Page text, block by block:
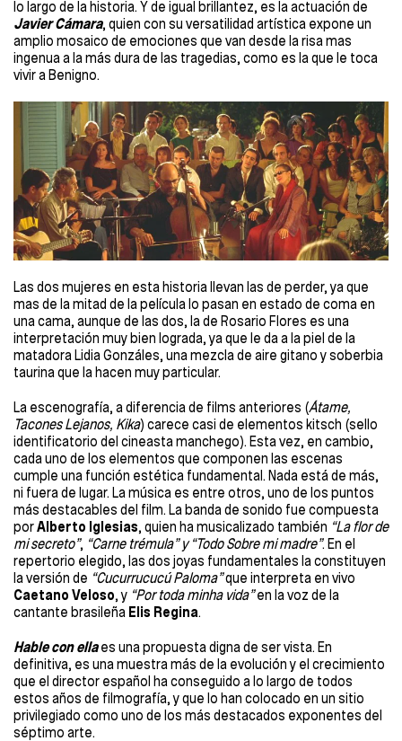
lo largo de la historia. Y de igual brillantez, es la actuación de
Javier Cámara, quien con su versatilidad artística expone un
amplio mosaico de emociones que van desde la risa mas
ingenua a la más dura de las tragedias, como es la que le toca
vivir a Benigno.
Las dos mujeres en esta historia llevan las de perder, ya que
mas de la mitad de la película lo pasan en estado de coma en
una cama, aunque de las dos, la de Rosario Flores es una
interpretación muy bien lograda, ya que le da a la piel de la
matadora Lidia Gonzáles, una mezcla de aire gitano y soberbia
taurina que la hacen muy particular.
La escenografía, a diferencia de films anteriores (Átame,
Tacones Lejanos, Kika) carece casi de elementos kitsch (sello
identificatorio del cineasta manchego). Esta vez, en cambio,
cada uno de los elementos que componen las escenas
cumple una función estética fundamental. Nada está de más,
ni fuera de lugar. La música es entre otros, uno de los puntos
más destacables del film. La banda de sonido fue compuesta
porAlberto Iglesias, quien ha musicalizado también “La flor de
mi secreto”, “Carne trémula” y “Todo Sobre mi madre”. En el
repertorio elegido, las dos joyas fundamentales la constituyen
la versión de “Cucurrucucú Paloma”que interpreta en vivo
Caetano Veloso, y “Por toda minha vida”en la voz de la
cantante brasileña Elis Regina.
Hable con ellaes una propuesta digna de ser vista. En
definitiva, es una muestra más de la evolución y el crecimiento
que el director español ha conseguido a lo largo de todos
estos años de filmografía, y que lo han colocado en un sitio
privilegiado como uno de los más destacados exponentes del
séptimo arte.